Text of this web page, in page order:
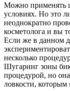
Можно применять
условиях. Но это
неоднократно
косметолога и вы
Если же в данном
несколько
Шугаринг зоны
процедурой, но
ловкости, которым